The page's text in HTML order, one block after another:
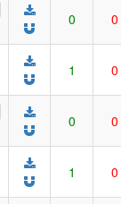
0 0
1 0
0 0
1 0